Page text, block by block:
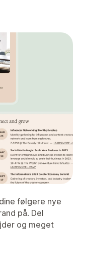
følgere nye
på. Del
og meget